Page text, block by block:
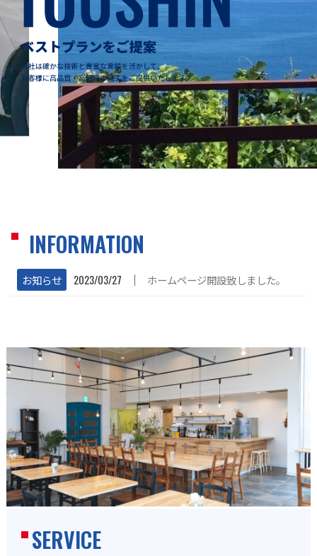
INFORMATION
お知らせ 2023/03/27 │ ホームページ開設致しました。
SERVICE